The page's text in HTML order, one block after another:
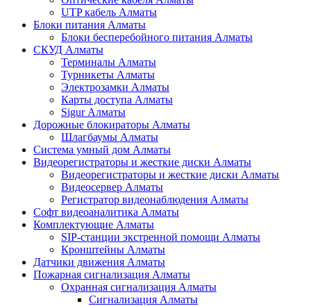
UTP кабель Алматы
Блоки питания Алматы
Блоки бесперебойного питания Алматы
СКУД Алматы
Терминалы Алматы
Турникеты Алматы
Электрозамки Алматы
Карты доступа Алматы
Sigur Алматы
Дорожные блокираторы Алматы
Шлагбаумы Алматы
Система умный дом Алматы
Видеорегистраторы и жесткие диски Алматы
Видеорегистраторы и жесткие диски Алматы
Видеосервер Алматы
Регистратор видеонаблюдения Алматы
Софт видеоаналитика Алматы
Комплектующие Алматы
SIP-станции экстренной помощи Алматы
Кронштейны Алматы
Датчики движения Алматы
Пожарная сигнализация Алматы
Охранная сигнализация Алматы
Сигнализация Алматы